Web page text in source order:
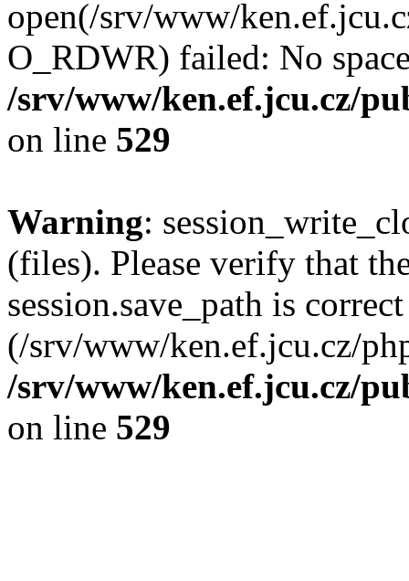
open(/srv/www/
O_RDWR) failed: No
/srv/www/ken.ef.jcu.cz/
on line 529
Warning:
(files). Please verify that
session.save_path is correct
(/srv/www/ken.ef.jcu.cz/
/srv/www/ken.ef.jcu.cz/
on line 529